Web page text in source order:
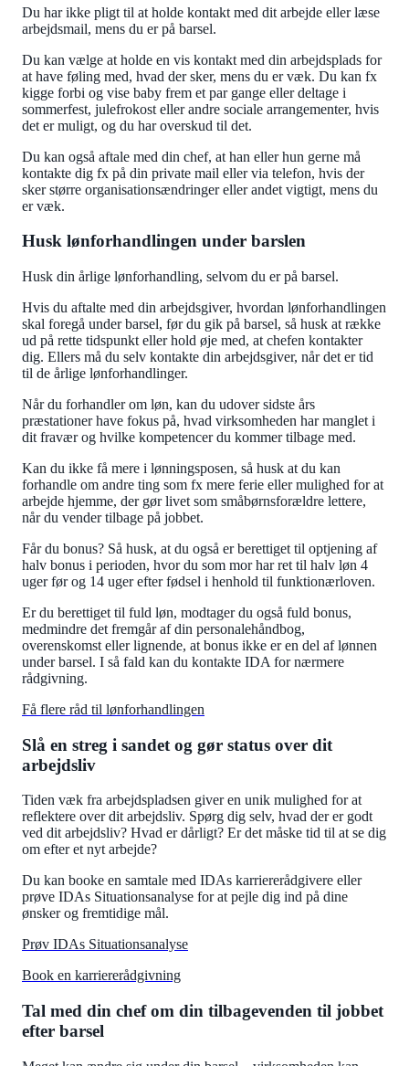
Du har ikke pligt til at holde kontakt med dit arbejde eller læse
arbejdsmail, mens du er på barsel.
Du kan vælge at holde en vis kontakt med din arbejdsplads for
at have føling med, hvad der sker, mens du er væk. Du kan fx
kigge forbi og vise baby frem et par gange eller deltage i
sommerfest, julefrokost eller andre sociale arrangementer, hvis
det er muligt, og du har overskud til det.
Du kan også aftale med din chef, at han eller hun gerne må
kontakte dig fx på din private mail eller via telefon, hvis der
sker større organisationsændringer eller andet vigtigt, mens du
er væk.
Husk lønforhandlingen under barslen
Husk din årlige lønforhandling, selvom du er på barsel.
Hvis du aftalte med din arbejdsgiver, hvordan lønforhandlingen
skal foregå under barsel, før du gik på barsel, så husk at række
ud på rette tidspunkt eller hold øje med, at chefen kontakter
dig. Ellers må du selv kontakte din arbejdsgiver, når det er tid
til de årlige lønforhandlinger.
Når du forhandler om løn, kan du udover sidste års
præstationer have fokus på, hvad virksomheden har manglet i
dit fravær og hvilke kompetencer du kommer tilbage med.
Kan du ikke få mere i lønningsposen, så husk at du kan
forhandle om andre ting som fx mere ferie eller mulighed for at
arbejde hjemme, der gør livet som småbørnsforældre lettere,
når du vender tilbage på jobbet.
Får du bonus? Så husk, at du også er berettiget til optjening af
halv bonus i perioden, hvor du som mor har ret til halv løn 4
uger før og 14 uger efter fødsel i henhold til funktionærloven.
Er du berettiget til fuld løn, modtager du også fuld bonus,
medmindre det fremgår af din personalehåndbog,
overenskomst eller lignende, at bonus ikke er en del af lønnen
under barsel. I så fald kan du kontakte IDA for nærmere
rådgivning.
Få flere råd til lønforhandlingen
Slå en streg i sandet og gør status over dit
arbejdsliv
Tiden væk fra arbejdspladsen giver en unik mulighed for at
reflektere over dit arbejdsliv. Spørg dig selv, hvad der er godt
ved dit arbejdsliv? Hvad er dårligt? Er det måske tid til at se dig
om efter et nyt arbejde?
Du kan booke en samtale med IDAs karriererådgivere eller
prøve IDAs Situationsanalyse for at pejle dig ind på dine
ønsker og fremtidige mål.
Prøv IDAs Situationsanalyse
Book en karriererådgivning
Tal med din chef om din tilbagevenden til jobbet
efter barsel